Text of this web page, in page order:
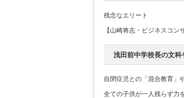
残念なエリート
【山崎将志・ビジネスコン
浅田前中学校長の文科
自閉症児との「混合教育」
全ての子供が一人残らず力